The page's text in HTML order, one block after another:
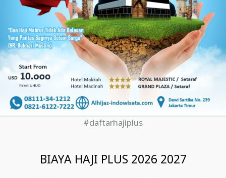
#daftarhajiplus
BIAYA HAJI PLUS 2026 2027